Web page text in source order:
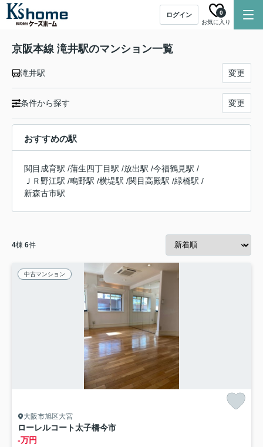
ログイン
お気に入り
0
京阪本線 滝井駅のマンション一覧
滝井駅 変更
条件から探す 変更
おすすめの駅
関目成育駅 /蒲生四丁目駅 /放出駅 /今福鶴見駅 /
ＪＲ野江駅 /鴫野駅 /横堤駅 /関目高殿駅 /緑橋駅 /
新森古市駅
4棟 6件
中古マンション
大阪市旭区大宮
ローレルコート太子橋今市
-万円